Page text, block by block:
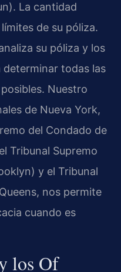
La cantidad
de su póliza.
su póliza y los
todas las
Nuestro
de Nueva York,
del Condado de
Tribunal Supremo
y el Tribunal
nos permite
cuando es
los Of